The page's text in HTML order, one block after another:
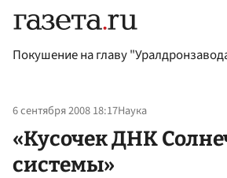
Покушение на главу
6 сентября 2008 18:17Наука
«Кусочек ДНК
системы»